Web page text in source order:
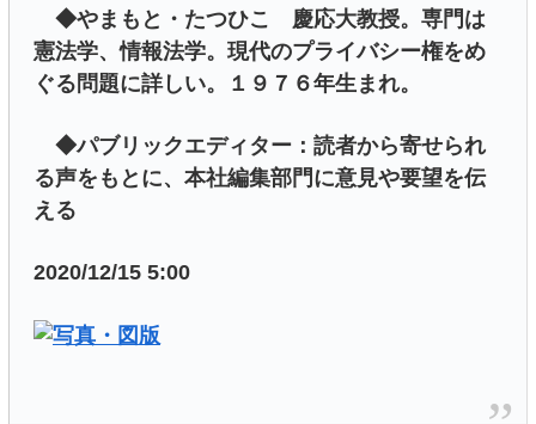
◆やまもと・たつひこ 慶応大教授。専門は
憲法学、情報法学。現代のプライバシー権をめ
ぐる問題に詳しい。１９７６年生まれ。
◆パブリックエディター：読者から寄せられ
る声をもとに、本社編集部門に意見や要望を伝
える
2020/12/15 5:00